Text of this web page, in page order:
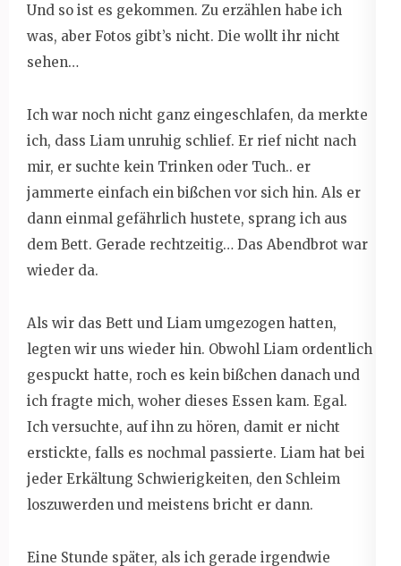
Und so ist es gekommen. Zu erzählen habe ich
was, aber Fotos gibt’s nicht. Die wollt ihr nicht
sehen…
Ich war noch nicht ganz eingeschlafen, da merkte
ich, dass Liam unruhig schlief. Er rief nicht nach
mir, er suchte kein Trinken oder Tuch.. er
jammerte einfach ein bißchen vor sich hin. Als er
dann einmal gefährlich hustete, sprang ich aus
dem Bett. Gerade rechtzeitig… Das Abendbrot war
wieder da.
Als wir das Bett und Liam umgezogen hatten,
legten wir uns wieder hin. Obwohl Liam ordentlich
gespuckt hatte, roch es kein bißchen danach und
ich fragte mich, woher dieses Essen kam. Egal.
Ich versuchte, auf ihn zu hören, damit er nicht
erstickte, falls es nochmal passierte. Liam hat bei
jeder Erkältung Schwierigkeiten, den Schleim
loszuwerden und meistens bricht er dann.
Eine Stunde später, als ich gerade irgendwie